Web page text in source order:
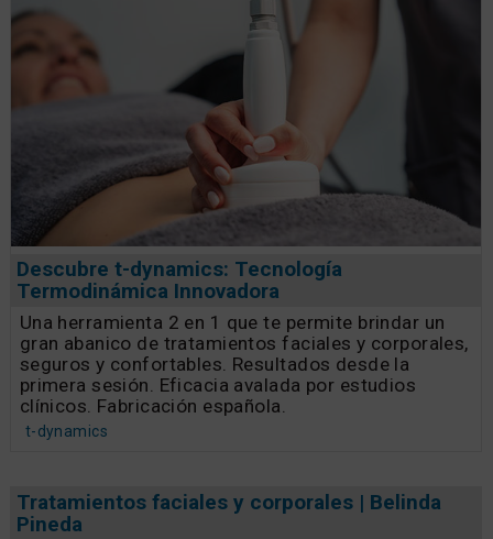
Descubre t-dynamics: Tecnología
Termodinámica Innovadora
Una herramienta 2 en 1 que te permite brindar un
gran abanico de tratamientos faciales y corporales,
seguros y confortables. Resultados desde la
primera sesión. Eficacia avalada por estudios
clínicos. Fabricación española.
t-dynamics
Tratamientos faciales y corporales | Belinda
Pineda